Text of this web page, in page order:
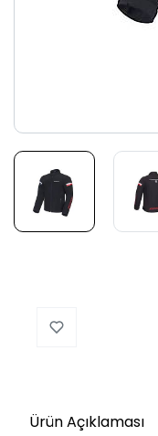
Ürün Açıklaması